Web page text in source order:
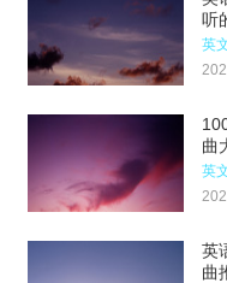
听
英
曲
英
英
曲